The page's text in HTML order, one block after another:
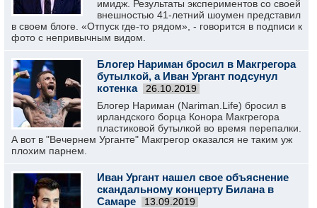
имидж. Результаты экспериментов со своей
внешностью 41-летний шоумен представил
в своем блоге. «Отпуск где-то рядом», - говорится в подписи к
фото с непривычным видом.
Блогер Нариман бросил в Макгрегора
бутылкой, а Иван Ургант подсунул
котенка
26.10.2019
Блогер Нариман (Nariman.Life) бросил в
ирландского борца Конора Макгрегора
пластиковой бутылкой во время перепалки.
А вот в "Вечернем Урганте" Макгрегор оказался не таким уж
плохим парнем.
Иван Ургант нашел свое объяснение
скандальному концерту Билана в
Самаре
13.09.2019